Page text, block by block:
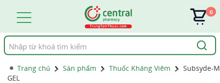
Tìm
kiếm
0
Trang chủ Sản phẩm Thuốc Kháng Viêm
Subsyde-M
GEL